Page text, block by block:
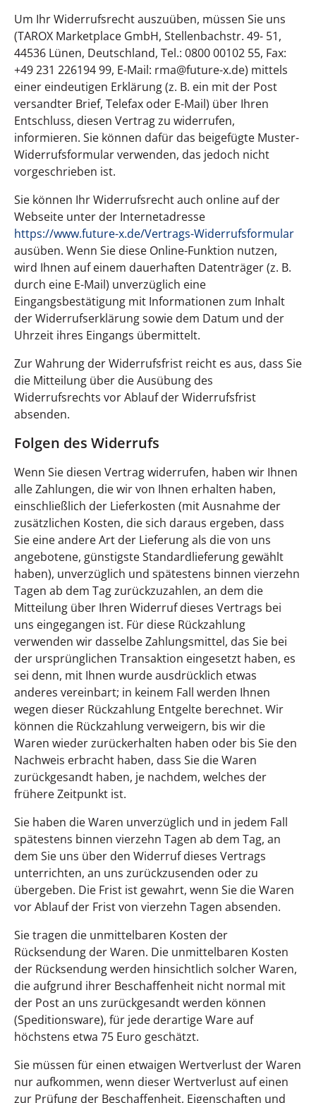
Um Ihr Widerrufsrecht auszuüben, müssen Sie uns
(TAROX Marketplace GmbH, Stellenbachstr. 49- 51,
44536 Lünen, Deutschland, Tel.: 0800 00102 55, Fax:
+49 231 226194 99, E-Mail: rma@future-x.de) mittels
einer eindeutigen Erklärung (z. B. ein mit der Post
versandter Brief, Telefax oder E-Mail) über Ihren
Entschluss, diesen Vertrag zu widerrufen,
informieren. Sie können dafür das beigefügte Muster-
Widerrufsformular verwenden, das jedoch nicht
vorgeschrieben ist.
Sie können Ihr Widerrufsrecht auch online auf der
Webseite unter der Internetadresse
https://www.future-x.de/Vertrags-Widerrufsformular
ausüben. Wenn Sie diese Online-Funktion nutzen,
wird Ihnen auf einem dauerhaften Datenträger (z. B.
durch eine E-Mail) unverzüglich eine
Eingangsbestätigung mit Informationen zum Inhalt
der Widerrufserklärung sowie dem Datum und der
Uhrzeit ihres Eingangs übermittelt.
Zur Wahrung der Widerrufsfrist reicht es aus, dass Sie
die Mitteilung über die Ausübung des
Widerrufsrechts vor Ablauf der Widerrufsfrist
absenden.
Folgen des Widerrufs
Wenn Sie diesen Vertrag widerrufen, haben wir Ihnen
alle Zahlungen, die wir von Ihnen erhalten haben,
einschließlich der Lieferkosten (mit Ausnahme der
zusätzlichen Kosten, die sich daraus ergeben, dass
Sie eine andere Art der Lieferung als die von uns
angebotene, günstigste Standardlieferung gewählt
haben), unverzüglich und spätestens binnen vierzehn
Tagen ab dem Tag zurückzuzahlen, an dem die
Mitteilung über Ihren Widerruf dieses Vertrags bei
uns eingegangen ist. Für diese Rückzahlung
verwenden wir dasselbe Zahlungsmittel, das Sie bei
der ursprünglichen Transaktion eingesetzt haben, es
sei denn, mit Ihnen wurde ausdrücklich etwas
anderes vereinbart; in keinem Fall werden Ihnen
wegen dieser Rückzahlung Entgelte berechnet. Wir
können die Rückzahlung verweigern, bis wir die
Waren wieder zurückerhalten haben oder bis Sie den
Nachweis erbracht haben, dass Sie die Waren
zurückgesandt haben, je nachdem, welches der
frühere Zeitpunkt ist.
Sie haben die Waren unverzüglich und in jedem Fall
spätestens binnen vierzehn Tagen ab dem Tag, an
dem Sie uns über den Widerruf dieses Vertrags
unterrichten, an uns zurückzusenden oder zu
übergeben. Die Frist ist gewahrt, wenn Sie die Waren
vor Ablauf der Frist von vierzehn Tagen absenden.
Sie tragen die unmittelbaren Kosten der
Rücksendung der Waren. Die unmittelbaren Kosten
der Rücksendung werden hinsichtlich solcher Waren,
die aufgrund ihrer Beschaffenheit nicht normal mit
der Post an uns zurückgesandt werden können
(Speditionsware), für jede derartige Ware auf
höchstens etwa 75 Euro geschätzt.
Sie müssen für einen etwaigen Wertverlust der Waren
nur aufkommen, wenn dieser Wertverlust auf einen
zur Prüfung der Beschaffenheit, Eigenschaften und